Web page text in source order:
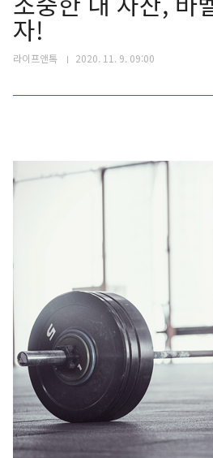
자!
라이프앤톡 2020. 11. 9. 09:00